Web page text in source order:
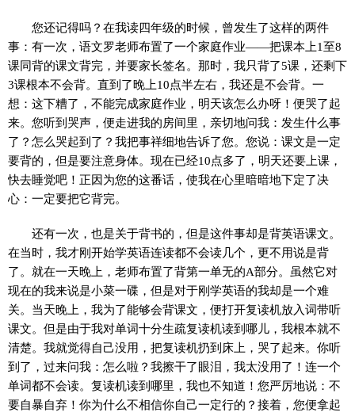
您还记得吗？在我读四年级的时候，曾发生了这样的两件
事：有一次，语文罗老师布置了一个家庭作业——把课本上1至8
课同背的课文背完，并要家长签名。那时，我只背了5课，还剩下
3课根本不会背。直到了晚上10点半左右，我还是不会背。一
想：这下糟了，不能完成家庭作业，明天该怎么办呀！便哭了起
来。您听到哭声，便走进我的房间里，亲切地问我：发生什么事
了？怎么哭起到了？我把事祥细地告诉了您。您说：课文是一定
要背的，但是要注意身体。现在已经10点多了，明天还要上课，
快去睡觉吧！正因为您的这番话，使我在心里暗暗地下定了决
心：一定要把它背完。
还有一次，也是关于背书的，但是这件事却是背英语课文。
在当时，我才刚开始学英语连读都不会读几个，更不用说是背
了。就在一天晚上，老师布置了背第一单无的A部分。虽然它对
现在的我来说是小菜一碟，但是对于刚学英语的我却是一个难
关。当天晚上，我为了能够会背课文，便打开复读机放入词带听
课文。但是由于我对单词十分生疏复读机读到哪儿，我根本就不
清楚。我就觉得自己没用，把复读机扔到床上，哭了起来。你听
到了，过来问我：怎么啦？我擦干了眼泪，我太没用了！连一个
单词都不会读。复读机读到哪里，我也不知道！您严厉地说：不
要自暴自弃！你为什么不相信你自己一定行的？接着，您便拿起